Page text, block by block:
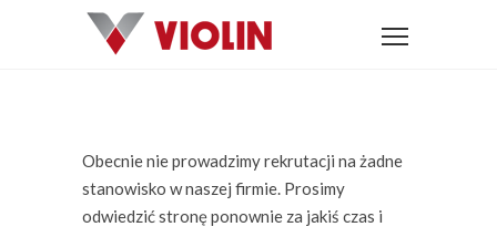
Obecnie nie prowadzimy rekrutacji na żadne
stanowisko w naszej firmie. Prosimy
odwiedzić stronę ponownie za jakiś czas i